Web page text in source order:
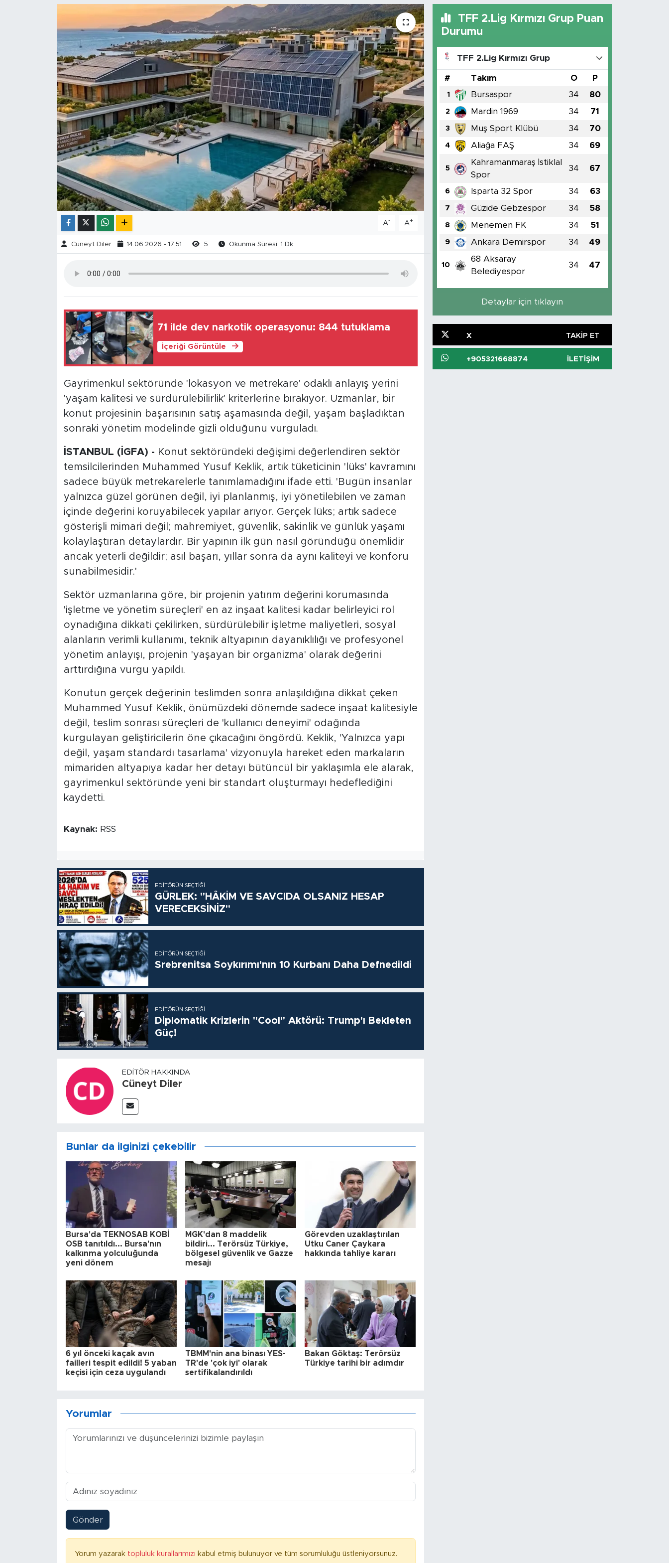
A- A+
Cüneyt Diler 14.06.2026 - 17:51 5 Okunma Süresi: 1 Dk
71 ilde dev narkotik operasyonu: 844 tutuklama
İçeriği Görüntüle
Gayrimenkul sektöründe 'lokasyon ve metrekare' odaklı anlayış yerini
'yaşam kalitesi ve sürdürülebilirlik' kriterlerine bırakıyor. Uzmanlar, bir
konut projesinin başarısının satış aşamasında değil, yaşam başladıktan
sonraki yönetim modelinde gizli olduğunu vurguladı.
İSTANBUL (İGFA) - Konut sektöründeki değişimi değerlendiren sektör
temsilcilerinden Muhammed Yusuf Keklik, artık tüketicinin 'lüks' kavramını
sadece büyük metrekarelerle tanımlamadığını ifade etti. 'Bugün insanlar
yalnızca güzel görünen değil, iyi planlanmış, iyi yönetilebilen ve zaman
içinde değerini koruyabilecek yapılar arıyor. Gerçek lüks; artık sadece
gösterişli mimari değil; mahremiyet, güvenlik, sakinlik ve günlük yaşamı
kolaylaştıran detaylardır. Bir yapının ilk gün nasıl göründüğü önemlidir
ancak yeterli değildir; asıl başarı, yıllar sonra da aynı kaliteyi ve konforu
sunabilmesidir.'
Sektör uzmanlarına göre, bir projenin yatırım değerini korumasında
'işletme ve yönetim süreçleri' en az inşaat kalitesi kadar belirleyici rol
oynadığına dikkati çekilirken, sürdürülebilir işletme maliyetleri, sosyal
alanların verimli kullanımı, teknik altyapının dayanıklılığı ve profesyonel
yönetim anlayışı, projenin 'yaşayan bir organizma' olarak değerini
arttırdığına vurgu yapıldı.
Konutun gerçek değerinin teslimden sonra anlaşıldığına dikkat çeken
Muhammed Yusuf Keklik, önümüzdeki dönemde sadece inşaat kalitesiyle
değil, teslim sonrası süreçleri de 'kullanıcı deneyimi' odağında
kurgulayan geliştiricilerin öne çıkacağını öngördü. Keklik, 'Yalnızca yapı
değil, yaşam standardı tasarlama' vizyonuyla hareket eden markaların
mimariden altyapıya kadar her detayı bütüncül bir yaklaşımla ele alarak,
gayrimenkul sektöründe yeni bir standart oluşturmayı hedeflediğini
kaydetti.
Kaynak: RSS
EDITÖRÜN SEÇTIĞI
GÜRLEK: "HÂKİM VE SAVCIDA OLSANIZ HESAP
VERECEKSİNİZ"
EDITÖRÜN SEÇTIĞI
Srebrenitsa Soykırımı'nın 10 Kurbanı Daha Defnedildi
EDITÖRÜN SEÇTIĞI
Diplomatik Krizlerin "Cool" Aktörü: Trump'ı Bekleten
Güç!
EDITÖR HAKKINDA
Cüneyt Diler
Bunlar da ilginizi çekebilir
Bursa'da TEKNOSAB KOBİ
OSB tanıtıldı... Bursa'nın
kalkınma yolculuğunda
yeni dönem
MGK'dan 8 maddelik
bildiri... Terörsüz Türkiye,
bölgesel güvenlik ve Gazze
mesajı
Görevden uzaklaştırılan
Utku Caner Çaykara
hakkında tahliye kararı
6 yıl önceki kaçak avın
failleri tespit edildi! 5 yaban
keçisi için ceza uygulandı
TBMM'nin ana binası YES-
TR'de 'çok iyi' olarak
sertifikalandırıldı
Bakan Göktaş: Terörsüz
Türkiye tarihi bir adımdır
Yorumlar
Gönder
Yorum yazarak topluluk kurallarımızı kabul etmiş bulunuyor ve tüm sorumluluğu üstleniyorsunuz.
TFF 2.Lig Kırmızı Grup Puan
Durumu
TFF 2.Lig Kırmızı Grup
# Takım O P
1 Bursaspor 34 80
2 Mardin 1969 34 71
3 Muş Sport Klübü 34 70
4 Aliağa FAŞ 34 69
5
Kahramanmaraş İstiklal
Spor
34 67
6 Isparta 32 Spor 34 63
7 Güzide Gebzespor 34 58
8 Menemen FK 34 51
9 Ankara Demirspor 34 49
10
68 Aksaray
Belediyespor
34 47
Detaylar için tıklayın
X TAKIP ET
+905321668874 İLETIŞIM